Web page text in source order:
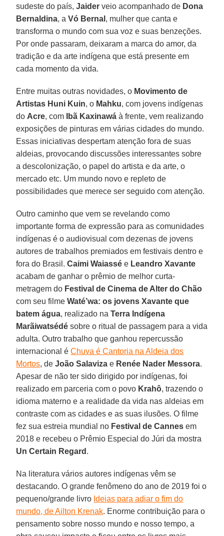
sudeste do país,Jaider veio acompanhado de Dona
Bernaldina, aVó Bernal , mulher que canta e
transforma o mundo com sua voz e suas benzeções.
Por onde passaram, deixaram a marca do amor, da
tradição e da arte indígena que está presente em
cada momento da vida.
Entre muitas outras novidades, o Movimento de
Artistas Huni Kuin, o Mahku, com jovens indígenas
do Acre, com Ibã Kaxinawá à frente, vem realizando
exposições de pinturas em várias cidades do mundo.
Essas iniciativas despertam atenção fora de suas
aldeias, provocando discussões interessantes sobre
a descolonização, o papel do artista e da arte, o
mercado etc. Um mundo novo e repleto de
possibilidades que merece ser seguido com atenção.
Outro caminho que vem se revelando como
importante forma de expressão para as comunidades
indígenas é o audiovisual com dezenas de jovens
autores de trabalhos premiados em festivais dentro e
fora do Brasil.Caimi Waiassé e Leandro Xavante
acabam de ganhar o prêmio de melhor curta-
metragem do Festival de Cinema de Alter do Chão
com seu filmeWaté’wa: os jovens Xavante que
batem água, realizado naTerra Indígena
Marãiwatsédé sobre o ritual de passagem para a vida
adulta. Outro trabalho que ganhou repercussão
internacional éChuva é Cantoria na Aldeia dos
Mortos, deJoão Salaviza e Renée Nader Messora.
Apesar de não ter sido dirigido por indígenas, foi
realizado em parceria com o povo Krahô, trazendo o
idioma materno e a realidade da vida nas aldeias em
contraste com as cidades e as suas ilusões. O filme
fez sua estreia mundial no Festival de Cannes em
2018 e recebeu o Prêmio Especial do Júri da mostra
Un Certain Regard .
Na literatura vários autores indígenas vêm se
destacando. O grande fenômeno do ano de 2019 foi o
pequeno/grande livro Ideias para adiar o fim do
mundo, de Ailton Krenak. Enorme contribuição para o
pensamento sobre nosso mundo e nosso tempo, a